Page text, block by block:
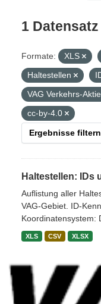
1
Formate: XLS
Haltestellen
VAG Verkehrs-
cc-by-4.0
Ergebnisse filtern
Haltestellen: IDs
Auflistung aller
VAG-Gebiet. ID-
Koordinatensystem:
XLS CSV XLSX